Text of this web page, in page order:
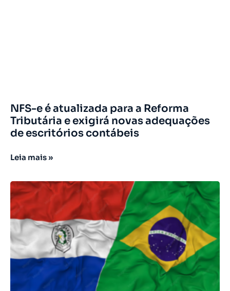
NFS-e é atualizada para a Reforma
Tributária e exigirá novas adequações
de escritórios contábeis
Leia mais »